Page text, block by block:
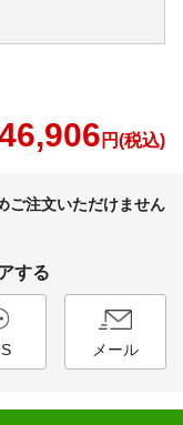
円(税込)
ご注文いただけません
する
メール